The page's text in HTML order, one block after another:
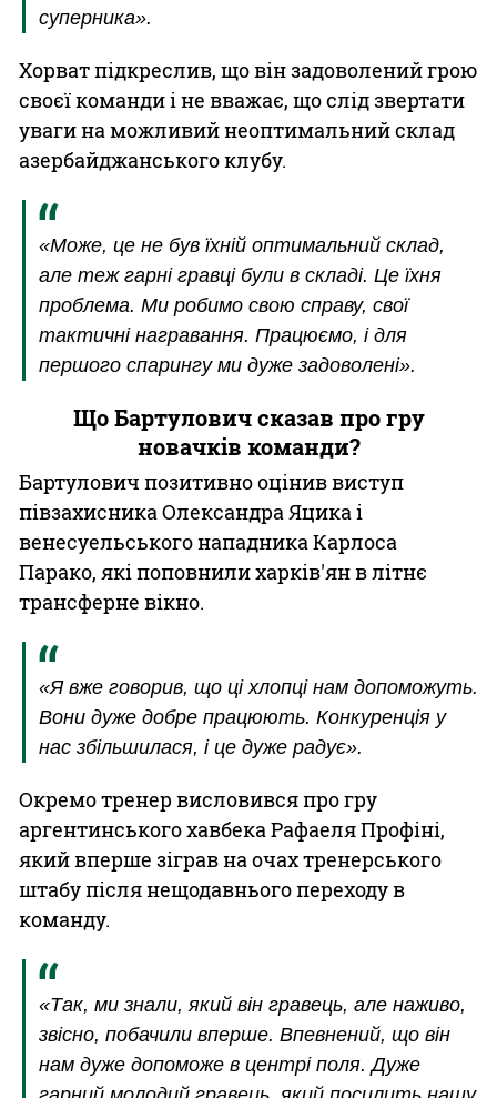
суперника».
Хорват підкреслив, що він задоволений грою
своєї команди і не вважає, що слід звертати
уваги на можливий неоптимальний склад
азербайджанського клубу.
«Може, це не був їхній оптимальний склад,
але теж гарні гравці були в складі. Це їхня
проблема. Ми робимо свою справу, свої
тактичні награвання. Працюємо, і для
першого спарингу ми дуже задоволені».
Що Бартулович сказав про гру
новачків команди?
Бартулович позитивно оцінив виступ
півзахисника Олександра Яцика і
венесуельського нападника Карлоса
Парако, які поповнили харків'ян в літнє
трансферне вікно.
«Я вже говорив, що ці хлопці нам допоможуть.
Вони дуже добре працюють. Конкуренція у
нас збільшилася, і це дуже радує».
Окремо тренер висловився про гру
аргентинського хавбека Рафаеля Профіні,
який вперше зіграв на очах тренерського
штабу після нещодавнього переходу в
команду.
«Так, ми знали, який він гравець, але наживо,
звісно, побачили вперше. Впевнений, що він
нам дуже допоможе в центрі поля. Дуже